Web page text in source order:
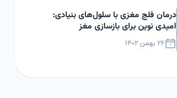
درمان فلج مغزی با سلول‌های بنیادی:
امیدی نوین برای بازسازی مغز
۲۶ بهمن ۱۴۰۲